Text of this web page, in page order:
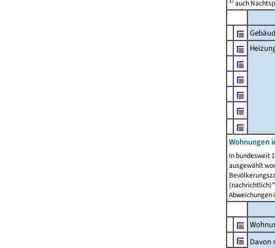
auch
Wohnungen
In bundesweit
ausgewählt
Abweichungen
Davon